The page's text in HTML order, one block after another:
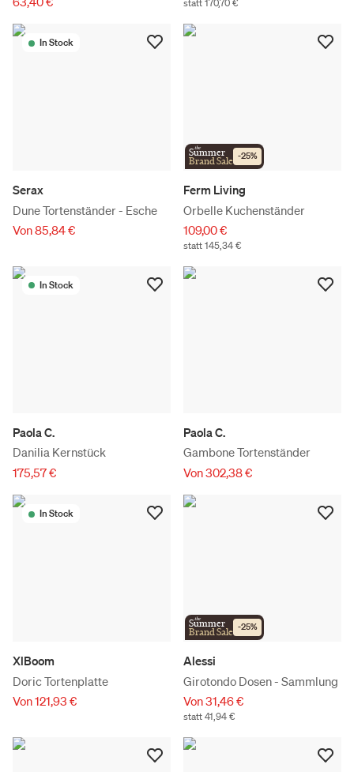
In Stock
Serax
Dune Tortenständer - Esche
Von 85,84 €
the
Summer
Brand Sale -25%
Ferm Living
Orbelle Kuchenständer
109,00 €
statt 145,34 €
In Stock
Paola C.
Danilia Kernstück
175,57 €
Paola C.
Gambone Tortenständer
Von 302,38 €
In Stock
XlBoom
Doric Tortenplatte
Von 121,93 €
the
Summer
Brand Sale -25%
Alessi
Girotondo Dosen - Sammlung
Von 31,46 €
statt 41,94 €